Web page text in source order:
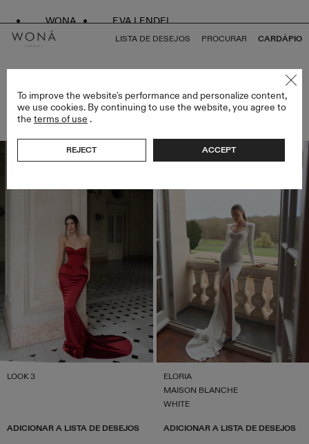
WONA EVA LENDEL
LISTA DE DESEJOS PROCURAR CARDÁPIO
VESTIDOS DE NOIVA ELEGANTES
UNID (71)
LOOK 3
ADICIONAR A LISTA DE DESEJOS
ELORIA
MAISON BLANCHE
WHITE
ADICIONAR A LISTA DE DESEJOS
To improve the website's performance and personalize content,
we use cookies. By continuing to use the website, you agree to
the terms of use .
REJECT ACCEPT